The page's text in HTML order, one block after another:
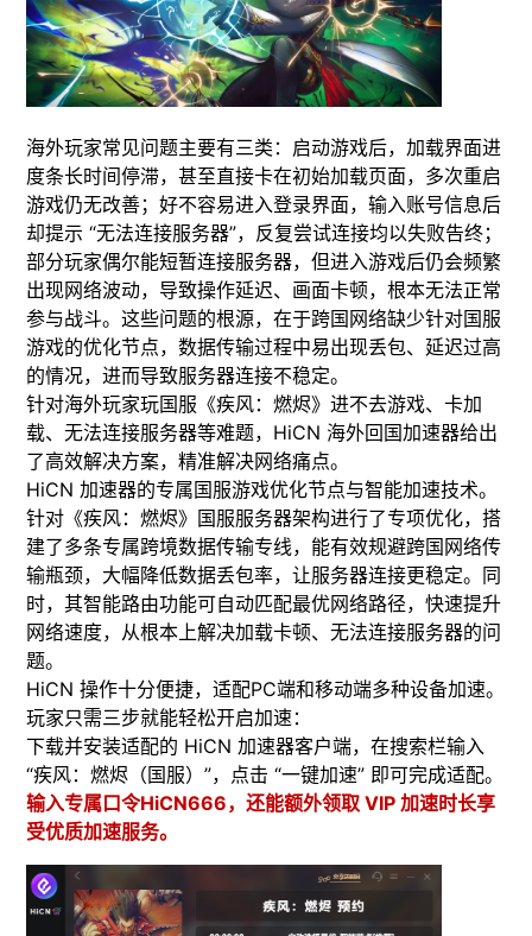
海外玩家常见问题主要有三类：启动游戏后，加载界面进
度条长时间停滞，甚至直接卡在初始加载页面，多次重启
游戏仍无改善；好不容易进入登录界面，输入账号信息后
却提示 “无法连接服务器”，反复尝试连接均以失败告终；
部分玩家偶尔能短暂连接服务器，但进入游戏后仍会频繁
出现网络波动，导致操作延迟、画面卡顿，根本无法正常
参与战斗。这些问题的根源，在于跨国网络缺少针对国服
游戏的优化节点，数据传输过程中易出现丢包、延迟过高
的情况，进而导致服务器连接不稳定。​
针对海外玩家玩国服《疾风：燃烬》进不去游戏、卡加
载、无法连接服务器等难题，HiCN 海外回国加速器给出
了高效解决方案，精准解决网络痛点。
​HiCN 加速器的专属国服游戏优化节点与智能加速技术。
针对《疾风：燃烬》国服服务器架构进行了专项优化，搭
建了多条专属跨境数据传输专线，能有效规避跨国网络传
输瓶颈，大幅降低数据丢包率，让服务器连接更稳定。同
时，其智能路由功能可自动匹配最优网络路径，快速提升
网络速度，从根本上解决加载卡顿、无法连接服务器的问
题。
​HiCN 操作十分便捷，适配PC端和移动端多种设备加速。
玩家只需三步就能轻松开启加速：
下载并安装适配的 HiCN 加速器客户端，在搜索栏输入
“疾风：燃烬（国服）”，点击 “一键加速” 即可完成适配。
输入专属口令HiCN666，还能额外领取 VIP 加速时长享
受优质加速服务。​